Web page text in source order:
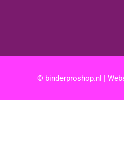
© binderproshop.nl |